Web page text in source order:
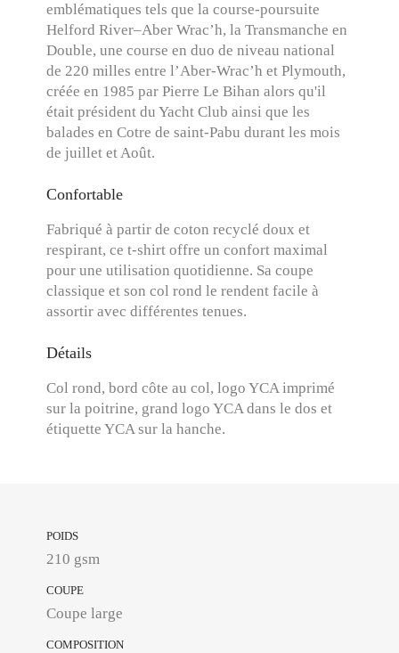
emblématiques tels que la course-poursuite
Helford River–Aber Wrac’h, la Transmanche en
Double, une course en duo de niveau national
de 220 milles entre l’Aber-Wrac’h et Plymouth,
créée en 1985 par Pierre Le Bihan alors qu'il
était président du Yacht Club ainsi que les
balades en Cotre de saint-Pabu durant les mois
de juillet et Août.
Confortable
Fabriqué à partir de coton recyclé doux et
respirant, ce t-shirt offre un confort maximal
pour une utilisation quotidienne. Sa coupe
classique et son col rond le rendent facile à
assortir avec différentes tenues.
Détails
Col rond, bord côte au col, logo YCA imprimé
sur la poitrine, grand logo YCA dans le dos et
étiquette YCA sur la hanche.
POIDS
210 gsm
COUPE
Coupe large
COMPOSITION